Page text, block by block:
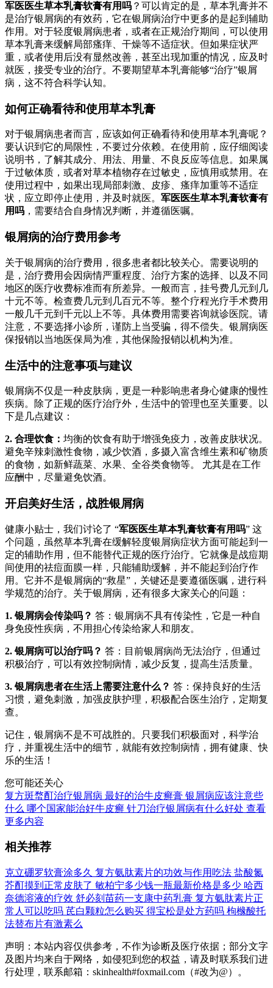
军医医生草本乳膏软膏有用吗 ？可以肯定的是，草本乳膏并不
是治疗银屑病的有效药，它在银屑病治疗中更多的是起到辅助
作用。对于轻度银屑病患者，或者在正规治疗期间，可以使用
草本乳膏来缓解局部瘙痒、干燥等不适症状。但如果症状严
重，或者使用后没有显然改善，甚至出现加重的情况，应及时
就医，接受专业的治疗。不要期望草本乳膏能够“治疗”银屑
病，这不符合科学认知。
如何正确看待和使用草本乳膏
对于银屑病患者而言，应该如何正确看待和使用草本乳膏呢？
要认识到它的局限性，不要过分依赖。在使用前，应仔细阅读
说明书，了解其成分、用法、用量、不良反应等信息。如果属
于过敏体质，或者对草本植物存在过敏史，应慎用或禁用。在
使用过程中，如果出现局部刺激、皮疹、瘙痒加重等不适症
状，应立即停止使用，并及时就医。 军医医生草本乳膏软膏有
用吗 ，需要结合自身情况判断，并遵循医嘱。
银屑病的治疗费用参考
关于银屑病的治疗费用，很多患者都比较关心。需要说明的
是，治疗费用会因病情严重程度、治疗方案的选择、以及不同
地区的医疗收费标准而有所差异。一般而言，挂号费几元到几
十元不等。检查费几元到几百元不等。整个疗程光疗手术费用
一般几千元到千元以上不等。具体费用需要咨询就诊医院。请
注意，不要选择小诊所，谨防上当受骗，得不偿失。银屑病医
保报销以当地医保局为准，其他保险报销以机构为准。
生活中的注意事项与建议
银屑病不仅是一种皮肤病，更是一种影响患者身心健康的慢性
疾病。除了正规的医疗治疗外，生活中的管理也至关重要。以
下是几点建议：
2. 合理饮食： 均衡的饮食有助于增强免疫力，改善皮肤状况。
避免辛辣刺激性食物，减少饮酒，多摄入富含维生素和矿物质
的食物，如新鲜蔬菜、水果、全谷类食物等。 尤其是在工作
应酬中，尽量避免饮酒。
开启美好生活，战胜银屑病
健康小贴士，我们讨论了 “军医医生草本乳膏软膏有用吗” 这
个问题，虽然草本乳膏在缓解轻度银屑病症状方面可能起到一
定的辅助作用，但不能替代正规的医疗治疗。它就像是战痘期
间使用的祛痘面膜一样，只能辅助缓解，并不能起到治疗作
用。它并不是银屑病的“救星”，关键还是要遵循医嘱，进行科
学规范的治疗。关于银屑病，还有很多大家关心的问题：
1. 银屑病会传染吗？ 答：银屑病不具有传染性，它是一种自
身免疫性疾病，不用担心传染给家人和朋友。
2. 银屑病可以治疗吗？ 答：目前银屑病尚无法治疗，但通过
积极治疗，可以有效控制病情，减少反复，提高生活质量。
3. 银屑病患者在生活上需要注意什么？ 答：保持良好的生活
习惯，避免刺激，加强皮肤护理，积极配合医生治疗，定期复
查。
记住，银屑病不是不可战胜的。只要我们积极面对，科学治
疗，并重视生活中的细节，就能有效控制病情，拥有健康、快
乐的生活！
您可能还关心
复方斑蝥酊治疗银屑病 最好的治牛皮癣膏 银屑病应该注意些
什么 哪个国家能治好牛皮癣 针刀治疗银屑病有什么好处 查看
更多内容
相关推荐
克立硼罗软膏涂多久 复方氨肽素片的功效与作用吃法 盐酸氮
芥酊摸到正常皮肤了 敏柏宁多少钱一瓶最新价格是多少 哈西
奈德溶液的疗效 舒必刻苗药一支康中药乳膏 复方氨肽素片正
常人可以吃吗 芪白颗粒怎么购买 得宝松是处方药吗 枸橼酸托
法替布片有激素么
声明：本站内容仅供参考，不作为诊断及医疗依据；部分文字
及图片均来自于网络，如侵犯到您的权益，请及时联系我们进
行处理，联系邮箱：skinhealth#foxmail.com（#改为@）。